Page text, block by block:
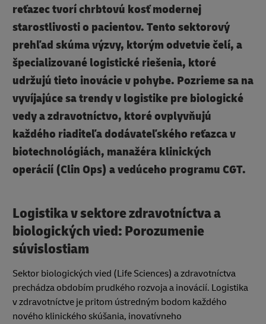
reťazec tvorí chrbtovú kosť modernej
starostlivosti o pacientov. Tento sektorový
prehľad skúma výzvy, ktorým odvetvie čelí, a
špecializované logistické riešenia, ktoré
udržujú tieto inovácie v pohybe. Pozrieme sa na
vyvíjajúce sa trendy v logistike pre biologické
vedy a zdravotníctvo, ktoré ovplyvňujú
každého riaditeľa dodávateľského reťazca v
biotechnológiách, manažéra klinických
operácií (Clin Ops) a vedúceho programu CGT.
Logistika v sektore zdravotníctva a
biologických vied: Porozumenie
súvislostiam
Sektor biologických vied (Life Sciences) a zdravotníctva
prechádza obdobím prudkého rozvoja a inovácií. Logistika
v zdravotníctve je pritom ústredným bodom každého
nového klinického skúšania, inovatívneho